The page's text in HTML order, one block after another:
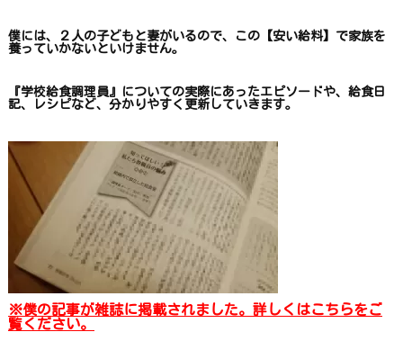
僕には、２人の子どもと妻がいるので、 この【安い給料】で家族を
養っていかないといけません。
『学校給食調理員』についての実際にあったエピソードや、 給食日
記、レシピなど、 分かりやすく更新していきます。
※僕の記事が雑誌に掲載されました。詳しくはこちらをご
覧ください。